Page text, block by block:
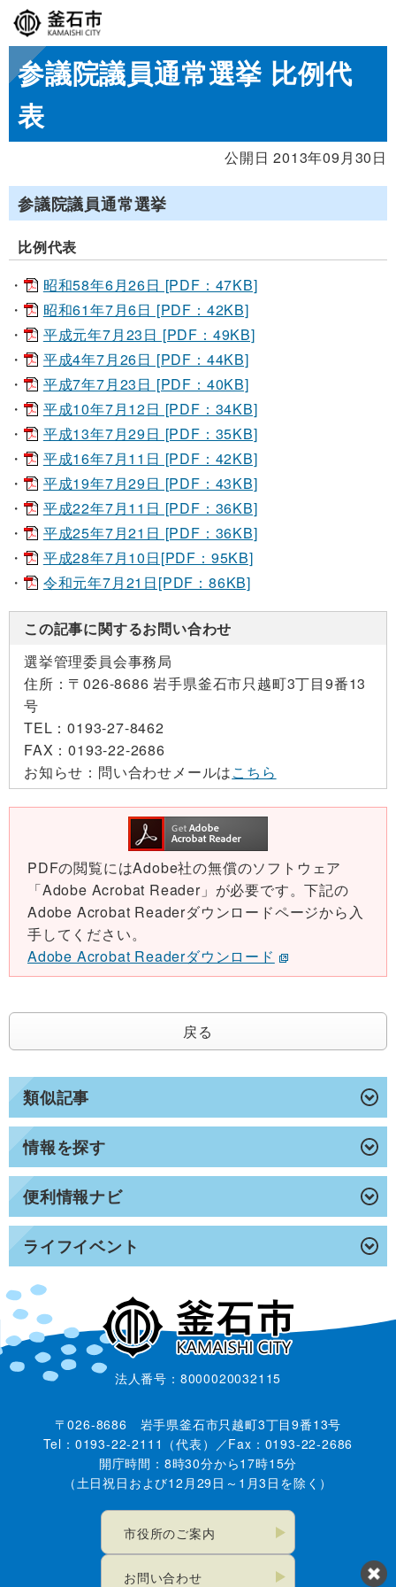
類似記事
情報を探す
便利情報ナビ
ライフイベント
参議院議員通常選挙 比例代
表
公開日 2013年09月30日
参議院議員通常選挙
比例代表
昭和58年6月26日 [PDF：47KB]
昭和61年7月6日 [PDF：42KB]
平成元年7月23日 [PDF：49KB]
平成4年7月26日 [PDF：44KB]
平成7年7月23日 [PDF：40KB]
平成10年7月12日 [PDF：34KB]
平成13年7月29日 [PDF：35KB]
平成16年7月11日 [PDF：42KB]
平成19年7月29日 [PDF：43KB]
平成22年7月11日 [PDF：36KB]
平成25年7月21日 [PDF：36KB]
平成28年7月10日[PDF：95KB]
令和元年7月21日[PDF：86KB]
この記事に関するお問い合わせ
選挙管理委員会事務局
住所： 〒026-8686 岩手県釜石市只越町3丁目9番13
号
TEL：0193-27-8462
FAX：0193-22-2686
お知らせ： 問い合わせメールはこちら
PDFの閲覧にはAdobe社の無償のソフトウェア
「Adobe Acrobat Reader」が必要です。下記の
Adobe Acrobat Readerダウンロードページから入
手してください。
Adobe Acrobat Readerダウンロード
戻る
法人番号：8000020032115
〒026-8686 岩手県釜石市只越町3丁目9番13号
Tel：0193-22-2111（代表）／Fax：0193-22-2686
開庁時間：8時30分から17時15分
（土日祝日および12月29日～1月3日を除く）
市役所のご案内
お問い合わせ